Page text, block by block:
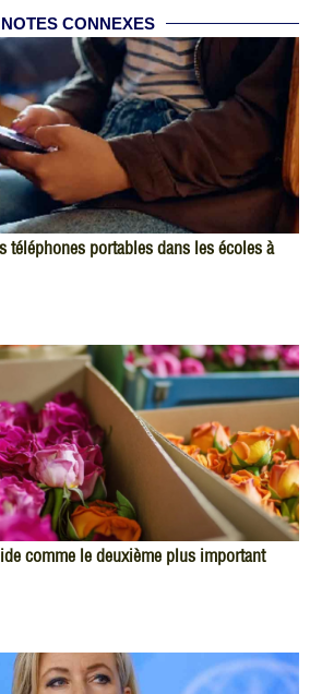
NOTES CONNEXES
téléphones portables dans les écoles à
comme le deuxième plus important